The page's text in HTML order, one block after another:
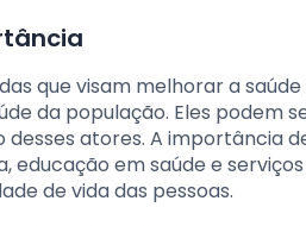
que visam melhorar a
da população. Eles podem
desses atores. A importância
em saúde e
de vida das pessoas.